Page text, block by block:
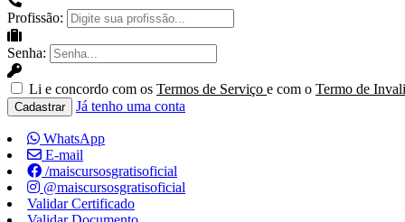
Profissão:
Senha:
Li e concordo com os Termos de Serviço e com o Termo de
Cadastrar Já tenho uma conta
WhatsApp
E-mail
/maiscursosgratisoficial
@maiscursosgratisoficial
Validar Certificado